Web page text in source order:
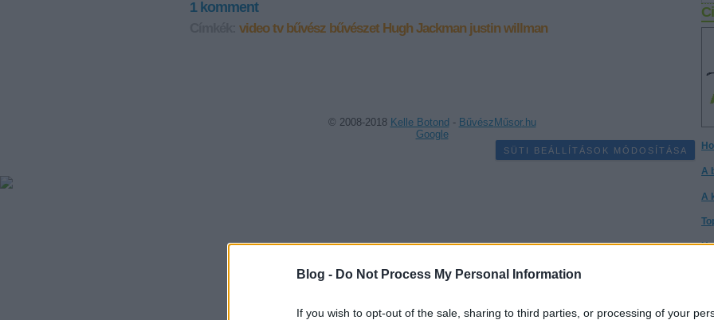
Blog - Do Not Process My Personal Information
If you wish to opt-out of the sale, sharing to third parties, or processing of your
A
A
1komment
video tv bűvész bűvészet Hugh Jackman justin willman
© 2008-2018 Kelle Botond - Bűvész Műsor.hu
Google
SÜTI BEÁLLÍTÁSOK MÓDOSÍTÁSA